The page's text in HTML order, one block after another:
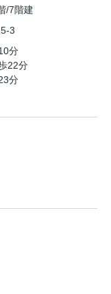
/7階建
3
分
22分
分